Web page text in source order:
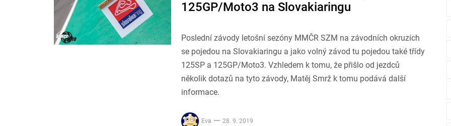
125GP/Moto3 na Slovakiaringu
Poslední závody letošní sezóny MMČR SZM na závodních okruzích
se pojedou na Slovakiaringu a jako volný závod tu pojedou také třídy
125SP a 125GP/Moto3. Vzhledem k tomu, že přišlo od jezdců
několik dotazů na tyto závody, Matěj Smrž k tomu podává další
informace.
Eva 28. 9. 2019